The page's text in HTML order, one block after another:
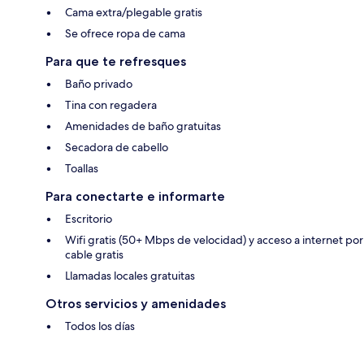
Cama extra/plegable gratis
Se ofrece ropa de cama
Para que te refresques
Baño privado
Tina con regadera
Amenidades de baño gratuitas
Secadora de cabello
Toallas
Para conectarte e informarte
Escritorio
Wifi gratis (50+ Mbps de velocidad) y acceso a internet por
cable gratis
Llamadas locales gratuitas
Otros servicios y amenidades
Todos los días